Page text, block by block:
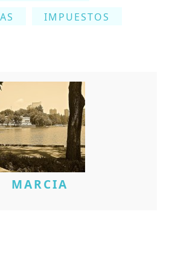
IMPUESTOS
MARCIA